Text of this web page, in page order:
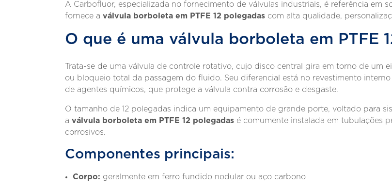
A Carbofluor, especializada no fornecimento de válvulas industriais, é referência em
fornece aválvula borboleta em PTFE 12 polegadas com alta qualidade,
O que é uma válvula borboleta em PTFE
Trata-se de uma válvula de controle rotativo, cujo disco central gira em torno de um
ou bloqueio total da passagem do fluido. Seu diferencial está no revestimento
de agentes químicos, que protege a válvula contra corrosão e desgaste.
O tamanho de 12 polegadas indica um equipamento de grande porte, voltado para
aválvula borboleta em PTFE 12 polegadas é comumente instalada em tubulações
corrosivos.
Componentes principais:
Corpo: geralmente em ferro fundido nodular ou aço carbono